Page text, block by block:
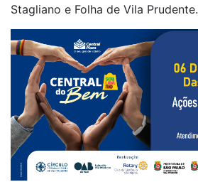
Stagliano e Folha de Vila Prudente.